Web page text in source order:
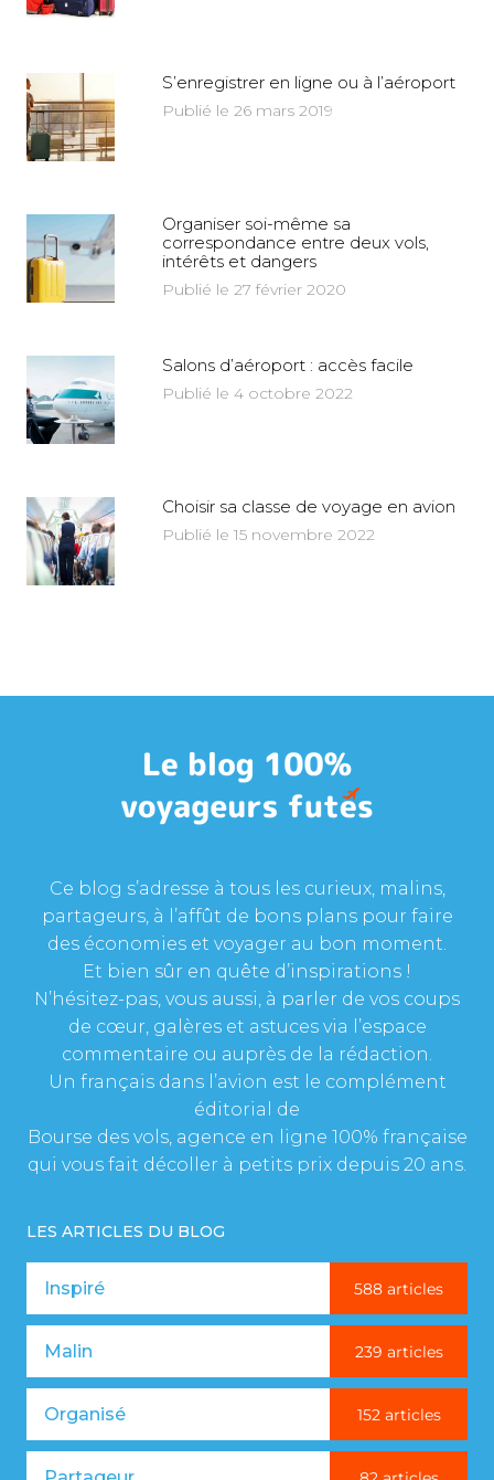
S’enregistrer en ligne ou à l’aéroport
Publié le 26 mars 2019
Organiser soi-même sa
correspondance entre deux vols,
intérêts et dangers
Publié le 27 février 2020
Salons d’aéroport : accès facile
Publié le 4 octobre 2022
Choisir sa classe de voyage en avion
Publié le 15 novembre 2022
Ce blog s’adresse à tous les curieux, malins,
partageurs, à l’affût de bons plans pour faire
des économies et voyager au bon moment.
Et bien sûr en quête d’inspirations !
N’hésitez-pas, vous aussi, à parler de vos coups
de cœur, galères et astuces via l’espace
commentaire ou auprès de la rédaction.
Un français dans l’avion est le complément
éditorial de
Bourse des vols, agence en ligne 100% française
qui vous fait décoller à petits prix depuis 20 ans.
LES ARTICLES DU BLOG
Inspiré 588 articles
Malin 239 articles
Organisé 152 articles